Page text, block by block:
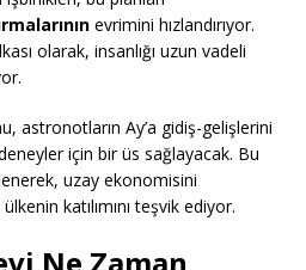
evrimini hızlandırıyor.
olarak, insanlığı uzun vadeli
astronotların Ay’a gidiş-gelişlerini
için bir üs sağlayacak. Bu
uzay ekonomisini
katılımını teşvik ediyor.